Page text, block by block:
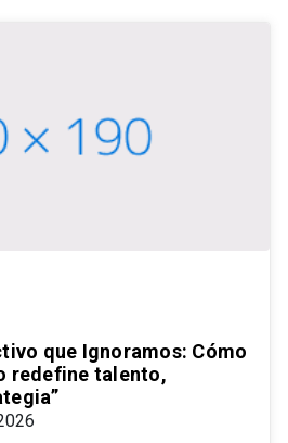
que Ignoramos: Cómo
redefine talento,